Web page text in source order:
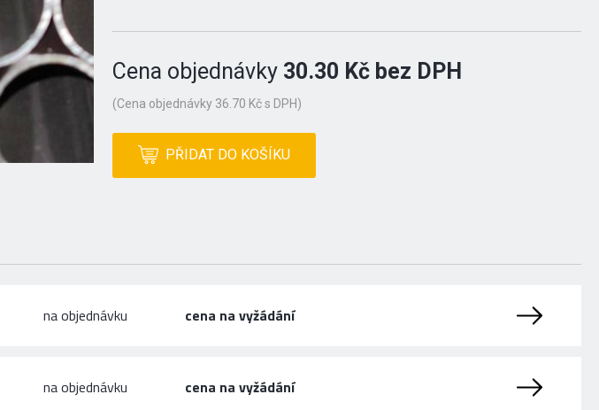
Cena objednávky 30.30 Kč bez DPH
(Cena objednávky 36.70 Kč s DPH)
PŘIDAT DO KOŠÍKU
na objednávku cena na vyžádání
na objednávku cena na vyžádání